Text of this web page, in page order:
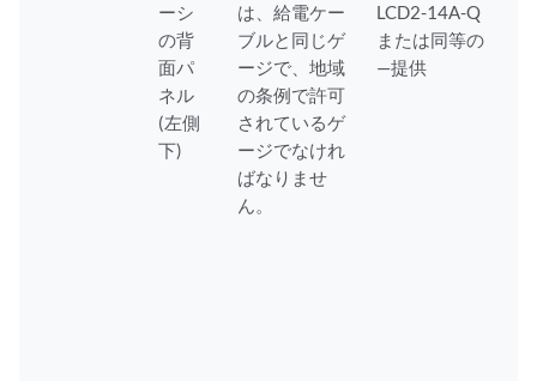
ーシ
の背
面パ
ネル
(左側
下)
は、給電ケー
ブルと同じゲ
ージで、地域
の条例で許可
されているゲ
ージでなけれ
ばなりませ
ん。
LCD2-14A-Q
または同等の
—提供